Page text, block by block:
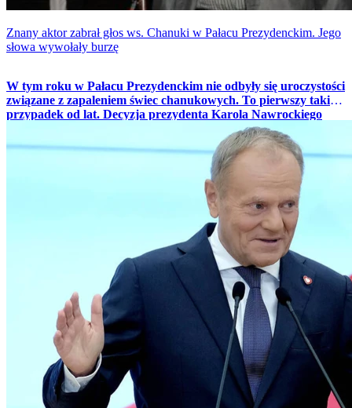
Znany aktor zabrał głos ws. Chanuki w Pałacu Prezydenckim. Jego
słowa wywołały burzę
W tym roku w Pałacu Prezydenckim nie odbyły się uroczystości
związane z zapaleniem świec chanukowych. To pierwszy taki
przypadek od lat. Decyzja prezydenta Karola Nawrockiego
wywołała polityczną burzę i falę komentarzy, do których w
nietypowy sposób odniósł się aktor Lech Dyblik.